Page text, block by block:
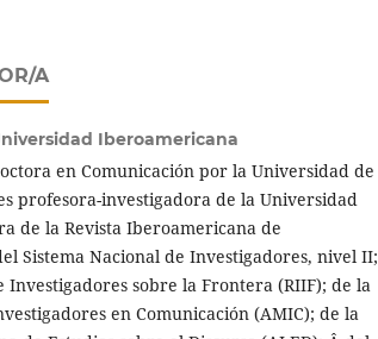
A
Iberoamericana
en Comunicación por la Universidad de
profesora-investigadora de la Universidad
de la Revista Iberoamericana de
Sistema Nacional de Investigadores, nivel II;
sobre la Frontera (RIIF); de la
en Comunicación (AMIC); de la